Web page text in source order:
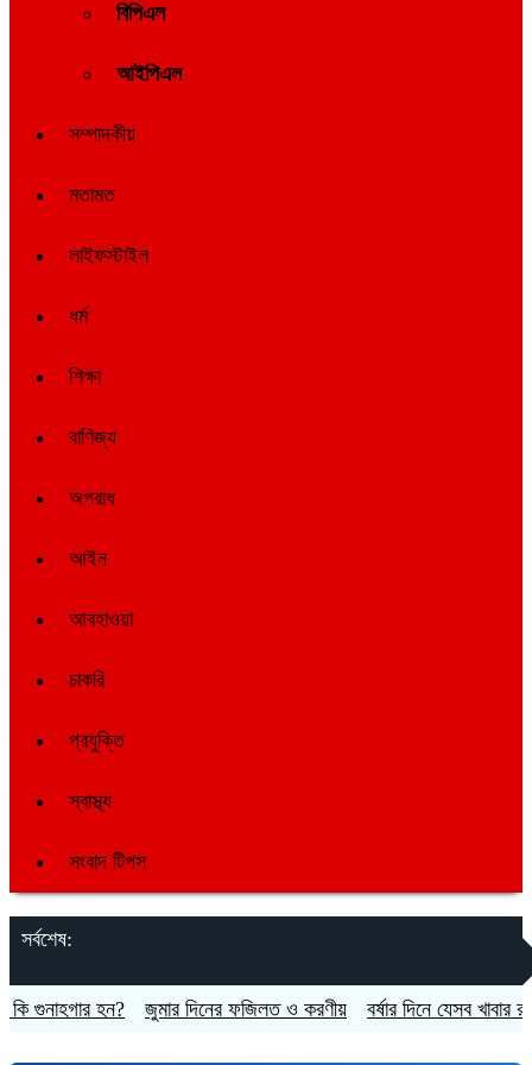
বিপিএল
আইপিএল
সম্পাদকীয়
মতামত
লাইফস্টাইল
ধর্ম
শিক্ষা
বাণিজ্য
অপরাধ
আইন
আবহাওয়া
চাকরি
প্রযুক্তি
স্বাস্থ্য
সংবাদ টিপস
সর্বশেষ:
হন? জুমার দিনের ফজিলত ও করণীয় বর্ষার দিনে যেসব খাবার রাখবে